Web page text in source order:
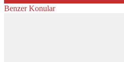
Benzer Konular